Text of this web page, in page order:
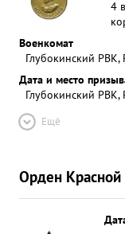
4
Военкомат
Глубокинский РВК,
Дата и место
Глубокинский РВК,
Ещё
Орден